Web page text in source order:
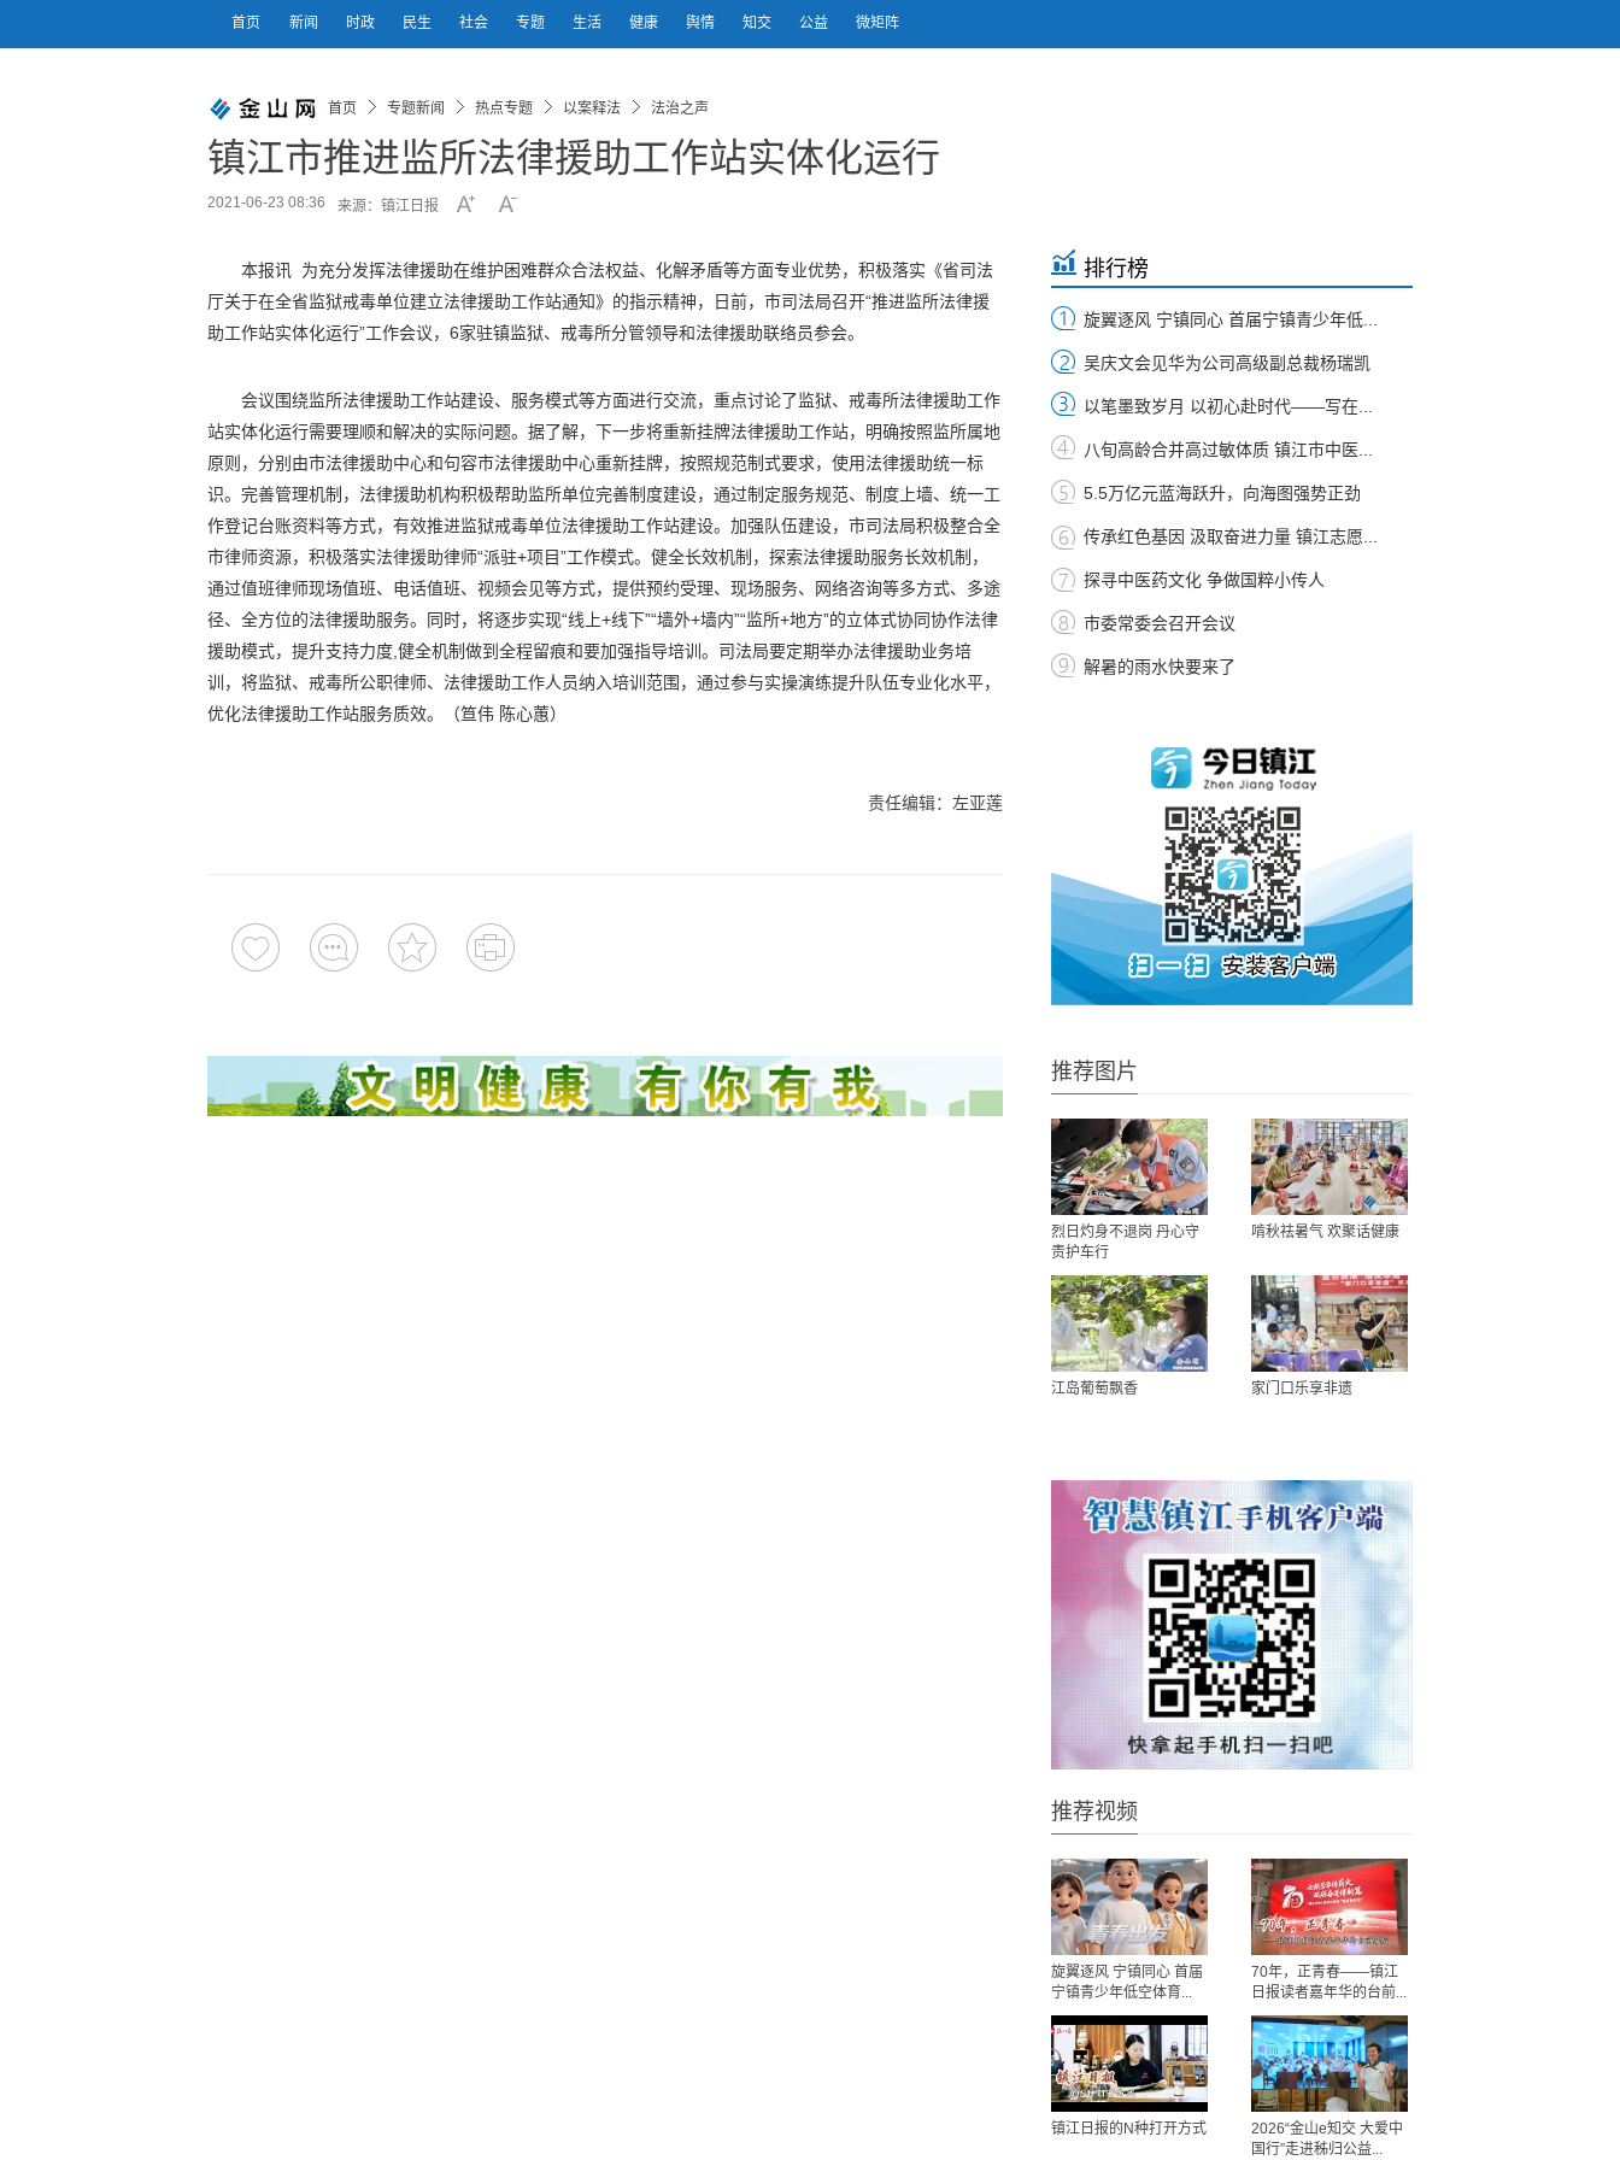
首页 新闻 时政 民生 社会 专题 生活 健康 舆情 知交 公益 微矩阵
首页 专题新闻 热点专题 以案释法 法治之声
镇江市推进监所法律援助工作站实体化运行
2021-06-23 08:36 来源：镇江日报
本报讯 为充分发挥法律援助在维护困难群众合法权益、化解矛盾等方面专业优势，积极落实《省司法
厅关于在全省监狱戒毒单位建立法律援助工作站通知》的指示精神，日前，市司法局召开“推进监所法律援
助工作站实体化运行”工作会议，6家驻镇监狱、戒毒所分管领导和法律援助联络员参会。
会议围绕监所法律援助工作站建设、服务模式等方面进行交流，重点讨论了监狱、戒毒所法律援助工作
站实体化运行需要理顺和解决的实际问题。据了解，下一步将重新挂牌法律援助工作站，明确按照监所属地
原则，分别由市法律援助中心和句容市法律援助中心重新挂牌，按照规范制式要求，使用法律援助统一标
识。完善管理机制，法律援助机构积极帮助监所单位完善制度建设，通过制定服务规范、制度上墙、统一工
作登记台账资料等方式，有效推进监狱戒毒单位法律援助工作站建设。加强队伍建设，市司法局积极整合全
市律师资源，积极落实法律援助律师“派驻+项目”工作模式。健全长效机制，探索法律援助服务长效机制，
通过值班律师现场值班、电话值班、视频会见等方式，提供预约受理、现场服务、网络咨询等多方式、多途
径、全方位的法律援助服务。同时，将逐步实现“线上+线下”“墙外+墙内”“监所+地方”的立体式协同协作法律
援助模式，提升支持力度,健全机制做到全程留痕和要加强指导培训。司法局要定期举办法律援助业务培
训，将监狱、戒毒所公职律师、法律援助工作人员纳入培训范围，通过参与实操演练提升队伍专业化水平，
优化法律援助工作站服务质效。（笪伟 陈心蕙）
责任编辑：左亚莲
排行榜
旋翼逐风 宁镇同心 首届宁镇青少年低...
吴庆文会见华为公司高级副总裁杨瑞凯
以笔墨致岁月 以初心赴时代——写在...
八旬高龄合并高过敏体质 镇江市中医...
5.5万亿元蓝海跃升，向海图强势正劲
传承红色基因 汲取奋进力量 镇江志愿...
探寻中医药文化 争做国粹小传人
市委常委会召开会议
解暑的雨水快要来了
推荐图片
烈日灼身不退岗 丹心守
责护车行
啃秋祛暑气 欢聚话健康
江岛葡萄飘香 家门口乐享非遗
推荐视频
旋翼逐风 宁镇同心 首届
宁镇青少年低空体育...
70年，正青春——镇江
日报读者嘉年华的台前...
镇江日报的N种打开方式
2026“金山e知交 大爱中
国行”走进秭归公益...